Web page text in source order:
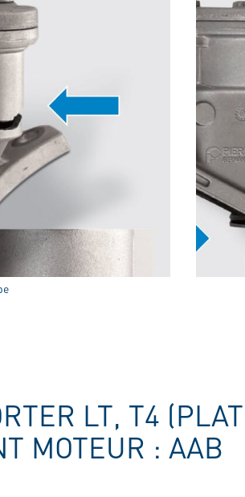
LT, T4
MOTEUR : AAB